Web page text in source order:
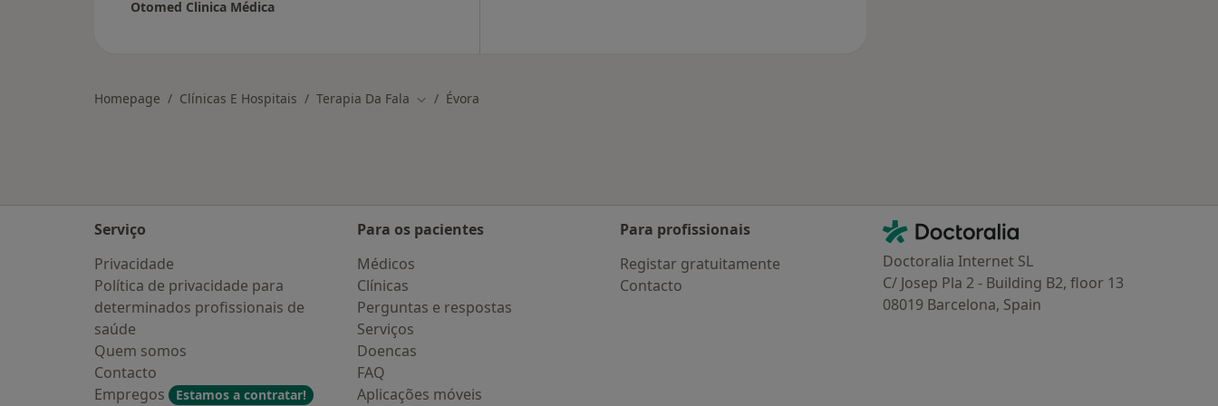
Otomed Clinica Médica
Homepage Clínicas E Hospitais Terapia Da Fala Mudar de cidade
Évora
Serviço
Privacidade
Política de privacidade para
determinados profissionais de
saúde
Quem somos
Contacto
Empregos
Estamos a contratar!
Para os pacientes
Médicos
Clínicas
Perguntas e respostas
Serviços
Doencas
FAQ
Aplicações móveis
Para profissionais
Registar gratuitamente
Contacto
Contacto
Doctoralia - Homepage
Doctoralia Internet SL
C/ Josep Pla 2 - Building B2, floor 13
08019 Barcelona, Spain